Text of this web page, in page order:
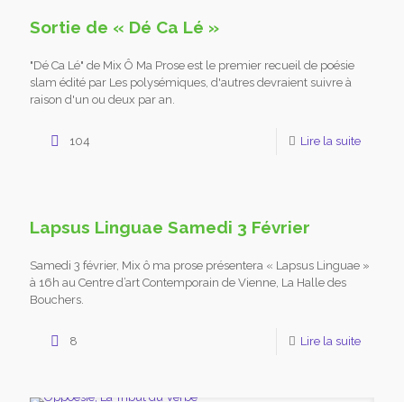
Sortie de « Dé Ca Lé »
"Dé Ca Lé" de Mix Ô Ma Prose est le premier recueil de poésie
slam édité par Les polysémiques, d'autres devraient suivre à
raison d'un ou deux par an.
104 Lire la suite
Lapsus Linguae Samedi 3 Février
Samedi 3 février, Mix ô ma prose présentera « Lapsus Linguae »
à 16h au Centre d’art Contemporain de Vienne, La Halle des
Bouchers.
8 Lire la suite